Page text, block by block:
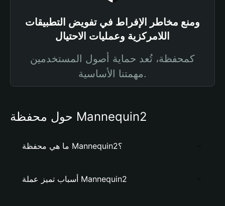
ومنع مخاطر الإفراط في تفويض التطبيقات
اللامركزية وعمليات الاحتيال
كمحفظة، تُعد حماية أصول المستخدمين
مهمتنا الأساسية.
حول محفظة Mannequin2
ما هي محفظة Mannequin2؟
أسباب تميز عملة Mannequin2